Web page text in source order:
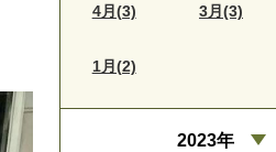
4月(3) 3月(3)
1月(2)
2023年